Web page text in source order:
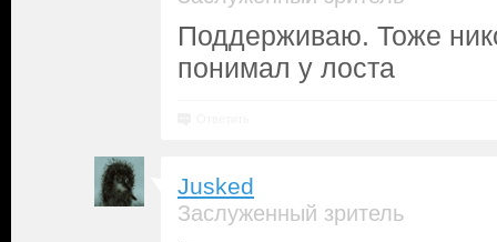
Поддерживаю. Тоже
понимал у лоста
Jusked
Заслуженный зритель